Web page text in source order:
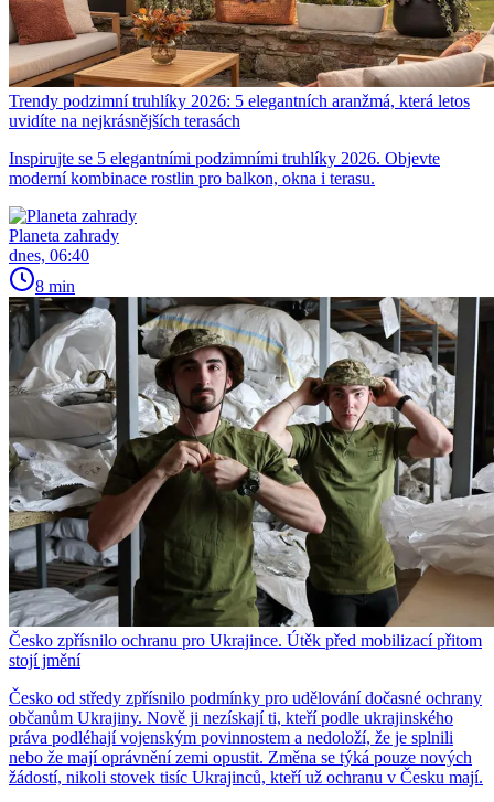
Trendy podzimní truhlíky 2026: 5 elegantních aranžmá, která letos
uvidíte na nejkrásnějších terasách
Inspirujte se 5 elegantními podzimními truhlíky 2026. Objevte
moderní kombinace rostlin pro balkon, okna i terasu.
Planeta zahrady
dnes, 06:40
8 min
Česko zpřísnilo ochranu pro Ukrajince. Útěk před mobilizací přitom
stojí jmění
Česko od středy zpřísnilo podmínky pro udělování dočasné ochrany
občanům Ukrajiny. Nově ji nezískají ti, kteří podle ukrajinského
práva podléhají vojenským povinnostem a nedoloží, že je splnili
nebo že mají oprávnění zemi opustit. Změna se týká pouze nových
žádostí, nikoli stovek tisíc Ukrajinců, kteří už ochranu v Česku mají.